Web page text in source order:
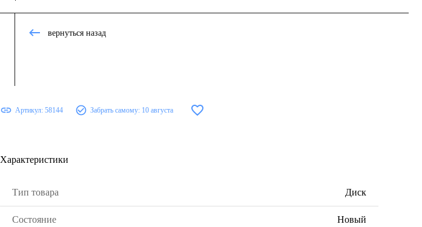
вернуться назад
Артикул: 58144 Забрать самому: 10 августа
Характеристики
Тип товара Диск
Состояние Новый